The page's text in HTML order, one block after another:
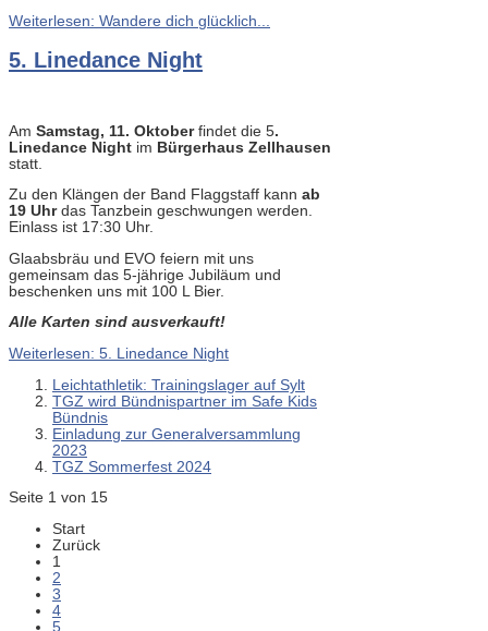
Weiterlesen: Wandere dich glücklich...
5. Linedance Night
Am Samstag, 11. Oktoberfindet die 5.
Linedance Night im Bürgerhaus Zellhausen
statt.
Zu den Klängen der Band Flaggstaff kann ab
19 Uhrdas Tanzbein geschwungen werden.
Einlass ist 17:30 Uhr.
Glaabsbräu und EVO feiern mit uns
gemeinsam das 5-jährige Jubiläum und
beschenken uns mit 100 L Bier.
Alle Karten sind ausverkauft!
Weiterlesen: 5. Linedance Night
Leichtathletik: Trainingslager auf Sylt
TGZ wird Bündnispartner im Safe Kids
Bündnis
Einladung zur Generalversammlung
2023
TGZ Sommerfest 2024
Seite 1 von 15
Start
Zurück
1
2
3
4
5